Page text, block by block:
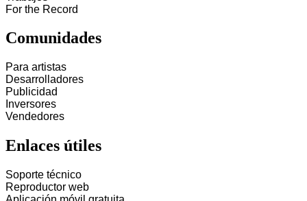
For the Record
Comunidades
Para artistas
Desarrolladores
Publicidad
Inversores
Vendedores
Enlaces útiles
Soporte técnico
Reproductor web